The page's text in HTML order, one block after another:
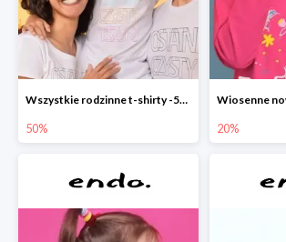
Wszystkie rodzinne t-shirty -50%
50% 20%